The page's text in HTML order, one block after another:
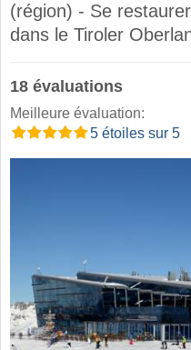
(région) - Se
dans le Tiroler
18 évaluations
Meilleure évaluation:
5 étoiles sur 5